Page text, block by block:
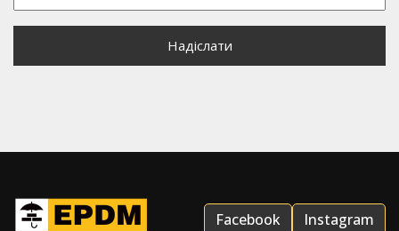
Facebook Instagram